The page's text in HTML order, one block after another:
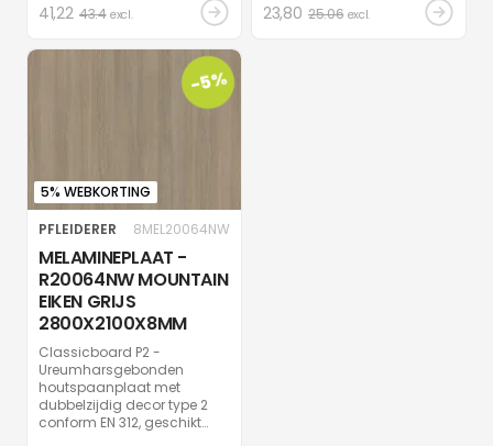
41,22 43.4 excl. 23,80 25.06 excl.
-5%
5% WEBKORTING
PFLEIDERER
8MEL20064NW
MELAMINEPLAAT -
R20064NW MOUNTAIN
EIKEN GRIJS
2800X2100X8MM
Classicboard P2 -
Ureumharsgebonden
houtspaanplaat met
dubbelzijdig decor type 2
conform EN 312, geschikt